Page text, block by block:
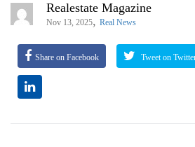
Realestate Magazine
Nov 13, 2025, Real News
Share on Facebook Tweet on